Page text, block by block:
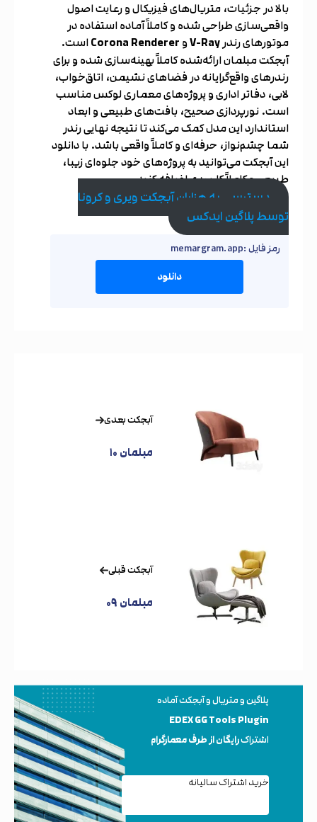
بالا در جزئیات، متریال‌های فیزیکال و رعایت اصول
واقعی‌سازی طراحی شده و کاملاً آماده استفاده در
موتورهای رندر V-Rayو Corona Rendererاست.
آبجکت مبلمان ارائه‌شده کاملاً بهینه‌سازی شده و برای
رندرهای واقع‌گرایانه در فضاهای نشیمن، اتاق‌خواب،
لابی، دفاتر اداری و پروژه‌های معماری لوکس مناسب
است. نورپردازی صحیح، بافت‌های طبیعی و ابعاد
استاندارد این مدل کمک می‌کند تا نتیجه نهایی رندر
شما چشم‌نواز، حرفه‌ای و کاملاً واقعی باشد. با دانلود
این آبجکت می‌توانید به پروژه‌های خود جلوه‌ای زیبا،
طبیعی و کاملاً کاربردی اضافه کنید.
دسترسی به هزاران آبجکت ویری و کرونا
توسط پلاگین ایدکس
رمز فایل :memargram.app
دانلود
آبجکت بعدی
مبلمان ۱۰
آبجکت قبلی
مبلمان ۰۹
پلاگین و متریال و آبجکت آماده
EDEX GG Tools Plugin
اشتراکرایگان از طرف معمارگرام
خرید اشتراک سالیانه